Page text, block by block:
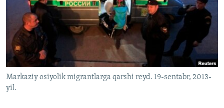
Markaziy osiyolik migrantlarga qarshi reyd. 19-sentabr, 2013-
yil.